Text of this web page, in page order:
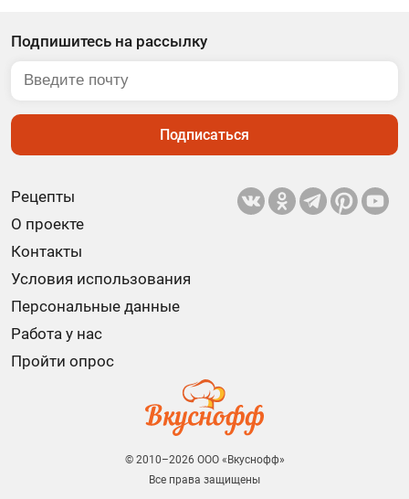
Рецепты
О проекте
Контакты
Условия использования
Персональные данные
Работа у нас
Пройти опрос
Подпишитесь на рассылку
Подписаться
© 2010–2026 ООО «Вкуснофф»
Все права защищены